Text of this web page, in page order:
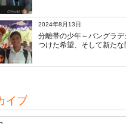
2024年8月13日
分離帯の少年～バングラデ
つけた希望、そして新たな
イブ